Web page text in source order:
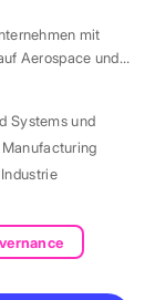
mit
Aerospace und
Systems und
Manufacturing